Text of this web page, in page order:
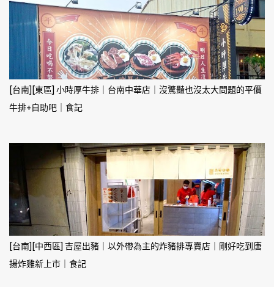
[台南][東區] 小時厚牛排｜台南中華店｜沒驚豔也沒太大問題的平價
牛排+自助吧｜食記
[台南][中西區] 吉屋出豬｜以外帶為主的炸豬排專賣店｜剛好吃到唐
揚炸雞新上市｜食記